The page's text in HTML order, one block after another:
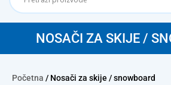
NOSAČI ZA SKIJE /
Početna / Nosači za skije / snowboard